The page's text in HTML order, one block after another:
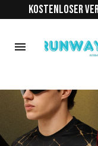
KOSTENLOSER